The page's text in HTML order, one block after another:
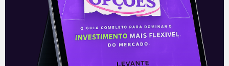
Centrão negocia criação de